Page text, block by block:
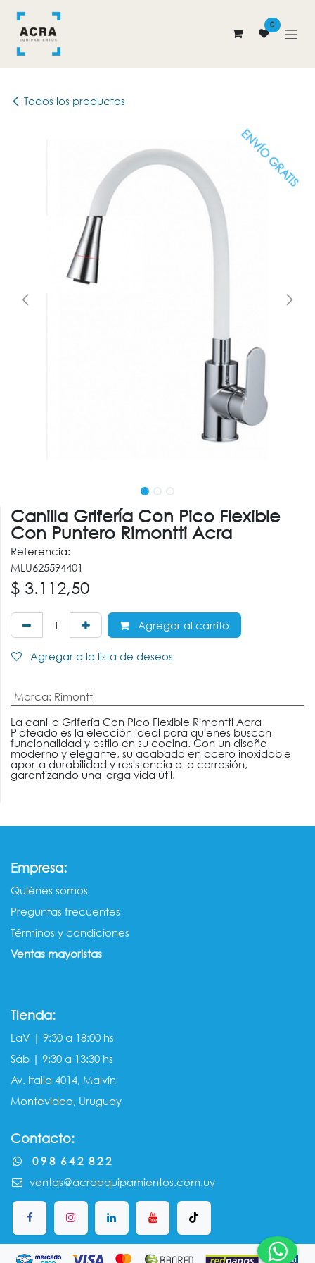
0
Todos los productos
ENVÍO GRATIS
Canilla Grifería Con Pico Flexible
Con Puntero Rimontti Acra
Referencia:
MLU625594401
$ 3.112,50
Agregar al carrito
Agregar a la lista de deseos
Marca: Rimontti
La canilla Grifería Con Pico Flexible Rimontti Acra
Plateado es la elección ideal para quienes buscan
funcionalidad y estilo en su cocina. Con un diseño
moderno y elegante, su acabado en acero inoxidable
aporta durabilidad y resistencia a la corrosión,
garantizando una larga vida útil.
Empresa:
Quiénes somos​​
Preguntas frecuentes
Términos y condiciones
Ventas mayorista​s
Tienda:
LaV | 9:30 a 18:00 hs
Sáb | 9:30 a 13:30 hs
Av. Italia 4014, Malvín
Montevideo, Uruguay
Contacto:
0 9 8 6 4 2 8 2 2
ventas@acraequipamientos.com.uy